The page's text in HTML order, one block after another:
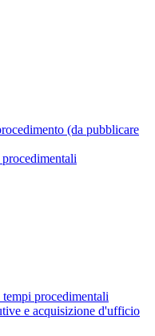
(da pubblicare
procedimentali
e acquisizione d'ufficio